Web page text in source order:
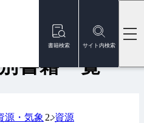
書籍検索 サイト内検索
書籍一覧
源・気象 資源